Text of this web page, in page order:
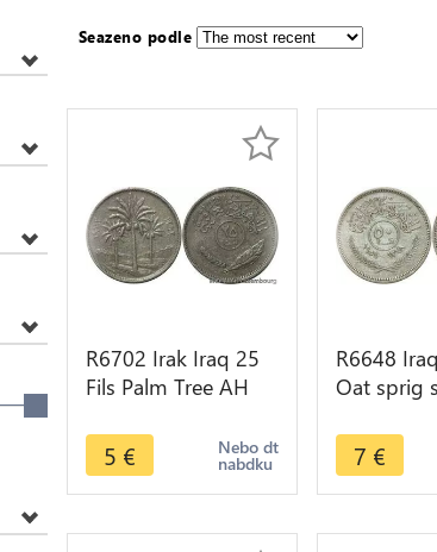
Seazeno podle
R6702 Irak Iraq 25
Fils Palm Tree AH
offer
5 € Nebo dt
nabdku
R6648
Oat sprig
1959
offer
7 €